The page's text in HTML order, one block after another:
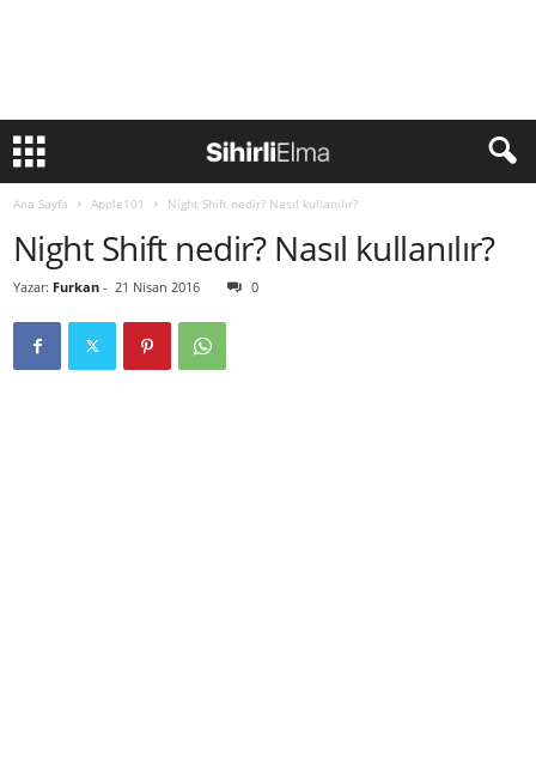
Ana Sayfa Apple101 Night Shift nedir? Nasıl kullanılır?
Night Shift nedir? Nasıl kullanılır?
Yazar: Furkan - 21 Nisan 2016 0